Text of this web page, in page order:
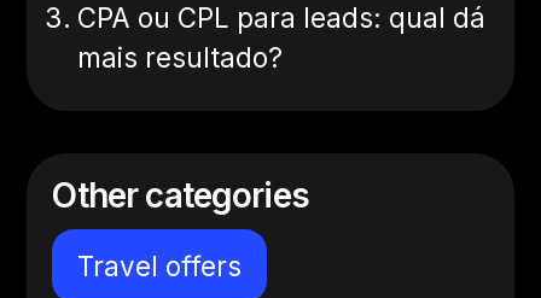
CPA ou CPL para leads: qual dá
mais resultado?
Other categories
Travel offers